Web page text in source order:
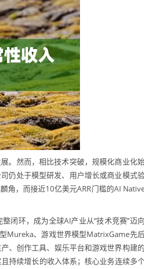
。然而，相比技术突破，规模化商业化
仍处于模型研发、用户增长或商业模式
角，而接近10亿美元ARR门槛的AI
闭环，成为全球AI产业从“技术竞赛”迈向
Mureka、游戏世界模型MatrixGame先
、创作工具、娱乐平台和游戏世界构建的
持续增长的收入体系；核心业务连续多